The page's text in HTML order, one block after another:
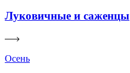
Луковичные и саженцы
Осень